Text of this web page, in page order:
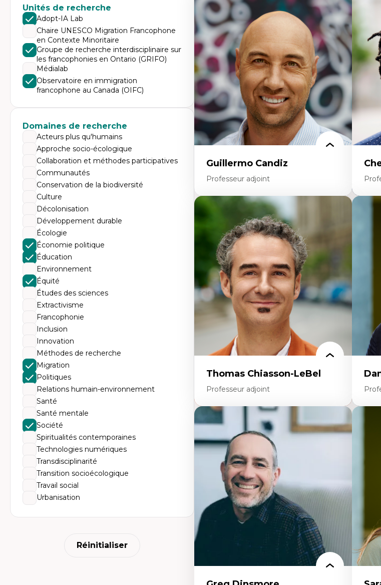
Unités de recherche
Adopt-IA Lab
Chaire UNESCO Migration Francophone
en Contexte Minoritaire
Groupe de recherche interdisciplinaire sur
les francophonies en Ontario (GRIFO)
Médialab
Observatoire en immigration
francophone au Canada (OIFC)
Domaines de recherche
Acteurs plus qu'humains
Approche socio-écologique
Collaboration et méthodes participatives
Communautés
Conservation de la biodiversité
Culture
Décolonisation
Développement durable
Écologie
Économie politique
Éducation
Environnement
Équité
Études des sciences
Extractivisme
Francophonie
Inclusion
Innovation
Méthodes de recherche
Migration
Politiques
Relations humain-environnement
Santé
Santé mentale
Société
Spiritualités contemporaines
Technologies numériques
Transdisciplinarité
Transition socioécologique
Travail social
Urbanisation
Réinitialiser
Expertises
Discours sur la ville et représentations
Mosquées, formes et usages au Canada
Reconnaissance et représentations des
communautés immigrantes dans l'espace
urbain
Design architectural et urbain
Patrimoine et patrimonialisation
Études postcoloniales et décolonisation des
savoirs
Guillermo Candiz
Professeur adjoint
Trajectoires migratoires
Migrations forcées
Études des frontières; Enjeux géopolitiques
des migrations
Politiques migratoires
Réfugiés
Demandeurs d’asile
Migrations irrégulières
Migrations temporaires
Migration et changement climatique
Migration et développement
Thomas Chiasson-LeBel
Professeur adjoint
Expertises
Théories du développement
Économie politique comparée
Élites économiques
Sociologie économique
Extractivisme
Classes sociales
Mouvements sociaux
Théories de l’État